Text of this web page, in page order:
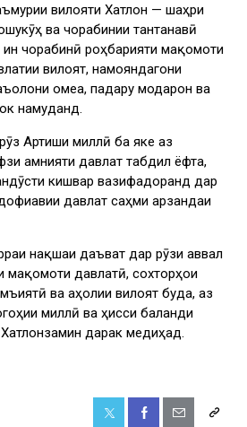
вилояти Хатлон — шаҳри
ва чорабинии тантанавӣ
чорабинӣ роҳбарияти мақомоти
вилоят, намояндагони
ҷомеа, падару модарон ва
намуданд.
Артиши миллӣ ба яке аз
амнияти давлат табдил ёфта,
кишвар вазифадоранд дар
давлат саҳми арзандаи
нақшаи даъват дар рӯзи аввал
мақомоти давлатӣ, сохторҳои
ва аҳолии вилоят буда, аз
миллӣ ва ҳисси баланди
Хатлонзамин дарак медиҳад.